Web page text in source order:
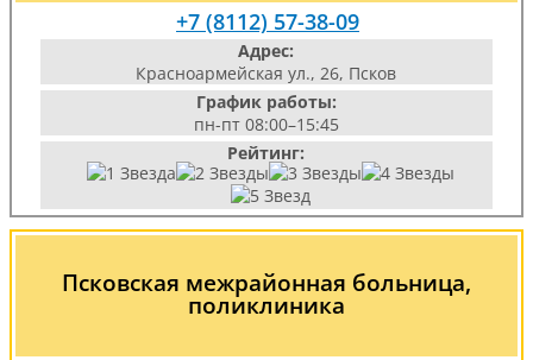
+7 (8112) 57-38-09
Адрес:
Красноармейская ул., 26, Псков
График работы:
пн-пт 08:00–15:45
Рейтинг:
Псковская межрайонная больница,
поликлиника